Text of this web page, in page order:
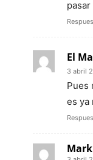
El
3 abril
Pues
es ya